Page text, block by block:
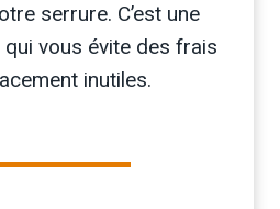
serrure. C’est une
vous évite des frais
inutiles.